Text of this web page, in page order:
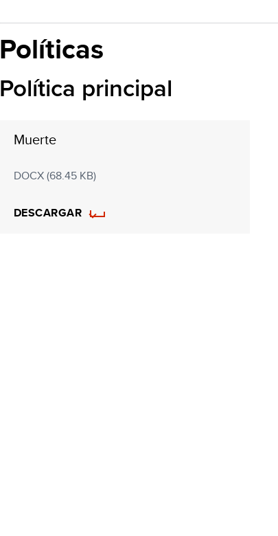
Políticas
Política principal
Muerte
DOCX (68.45 KB)
DESCARGAR